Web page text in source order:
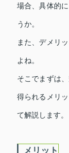
場合、具体的
うか。
また、デメリ
よね。
そこでまずは
得られるメリ
て解説します。
メリット